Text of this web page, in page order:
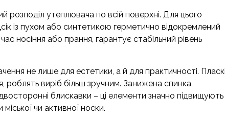
розподіл утеплювача по всій поверхні. Для цього
із пухом або синтетикою герметично відокремлений
носіння або прання, гарантує стабільний рівень
не лише для естетики, а й для практичності.
роблять виріб більш зручним. Занижена спинка,
блискавки – ці елементи значно підвищують
чи активної носки.